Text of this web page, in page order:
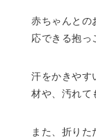
赤ちゃんとの
応できる抱っ
汗をかきやす
材や、汚れて
また、折りた